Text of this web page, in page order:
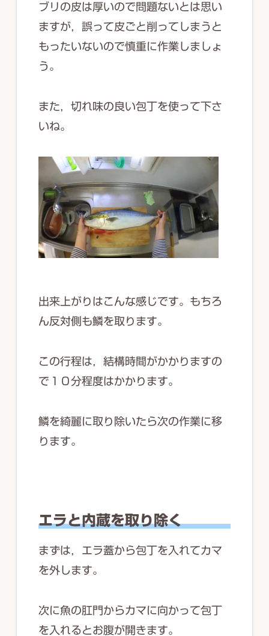
ブリの皮は厚いので問題ないとは思い
ますが，誤って皮ごと削ってしまうと
もったいないので慎重に作業しましょ
う。
また，切れ味の良い包丁を使って下さ
いね。
出来上がりはこんな感じです。もちろ
ん反対側も鱗を取ります。
この行程は，結構時間がかかりますの
で１０分程度はかかります。
鱗を綺麗に取り除いたら次の作業に移
ります。
エラと内蔵を取り除く
まずは，エラ蓋から包丁を入れてカマ
を外します。
次に魚の肛門からカマに向かって包丁
を入れるとお腹が開きます。